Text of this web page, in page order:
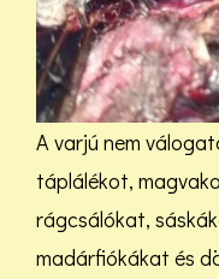
A varjú nem
táplálékot,
rágcsálókat,
madárfiókákat és